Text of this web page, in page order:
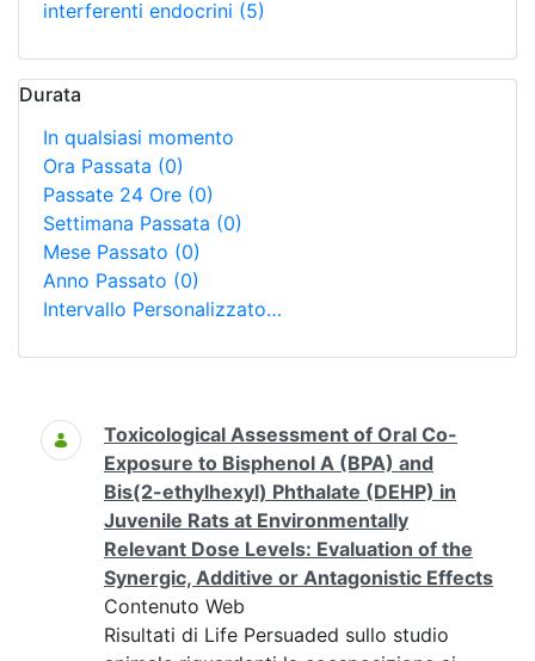
interferenti endocrini (5)
Durata
In qualsiasi momento
Ora Passata (0)
Passate 24 Ore (0)
Settimana Passata (0)
Mese Passato (0)
Anno Passato (0)
Intervallo Personalizzato…
Ricerca
Toxicological Assessment of Oral Co-
Exposure to Bisphenol A (BPA) and
Bis(2-ethylhexyl) Phthalate (DEHP) in
Juvenile Rats at Environmentally
Relevant Dose Levels: Evaluation of the
Synergic, Additive or Antagonistic Effects
Contenuto Web
Risultati di Life Persuaded sullo studio